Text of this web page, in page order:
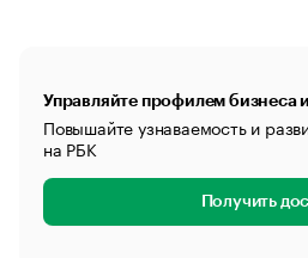
Управляйте профилем бизнеса
Повышайте узнаваемость и
на РБК
Получить